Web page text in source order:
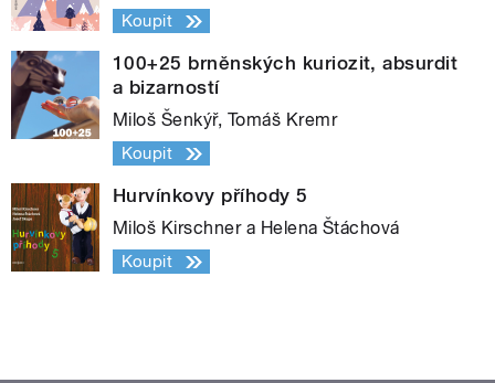
Koupit
100+25 brněnských kuriozit, absurdit
a bizarností
Miloš Šenkýř, Tomáš Kremr
Koupit
Hurvínkovy příhody 5
Miloš Kirschner a Helena Štáchová
Koupit